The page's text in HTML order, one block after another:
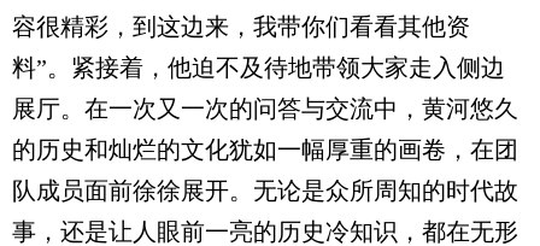
容很精彩，到这边来，我带你们看看其他资
料”。紧接着，他迫不及待地带领大家走入侧边
展厅。在一次又一次的问答与交流中，黄河悠久
的历史和灿烂的文化犹如一幅厚重的画卷，在团
队成员面前徐徐展开。无论是众所周知的时代故
事，还是让人眼前一亮的历史冷知识，都在无形